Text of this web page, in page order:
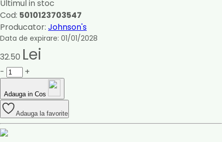
Ultimul in stoc
Cod: 5010123703547
Producator: Johnson's
Data de expirare: 01/01/2028
32.50 Lei
- +
Adauga in Cos
Adauga la favorite